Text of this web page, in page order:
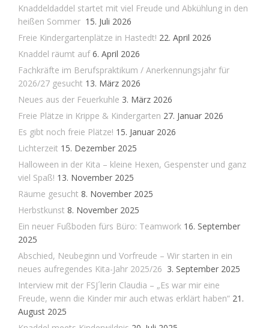
Knaddeldaddel startet mit viel Freude und Abkühlung in den
heißen Sommer 15. Juli 2026
Freie Kindergartenplätze in Hastedt! 22. April 2026
Knaddel räumt auf 6. April 2026
Fachkräfte im Berufspraktikum / Anerkennungsjahr für
2026/27 gesucht 13. März 2026
Neues aus der Feuerkuhle 3. März 2026
Freie Plätze in Krippe & Kindergarten 27. Januar 2026
Es gibt noch freie Plätze! 15. Januar 2026
Lichterzeit 15. Dezember 2025
Halloween in der Kita – kleine Hexen, Gespenster und ganz
viel Spaß! 13. November 2025
Räume gesucht 8. November 2025
Herbstkunst 8. November 2025
Ein neuer Fußboden fürs Büro: Teamwork 16. September
2025
Abschied, Neubeginn und Vorfreude – Wir starten in ein
neues aufregendes Kita-Jahr 2025/26 3. September 2025
Interview mit der FSJ´lerin Claudia – „Es war mir eine
Freude, wenn die Kinder mir auch etwas erklärt haben“ 21.
August 2025